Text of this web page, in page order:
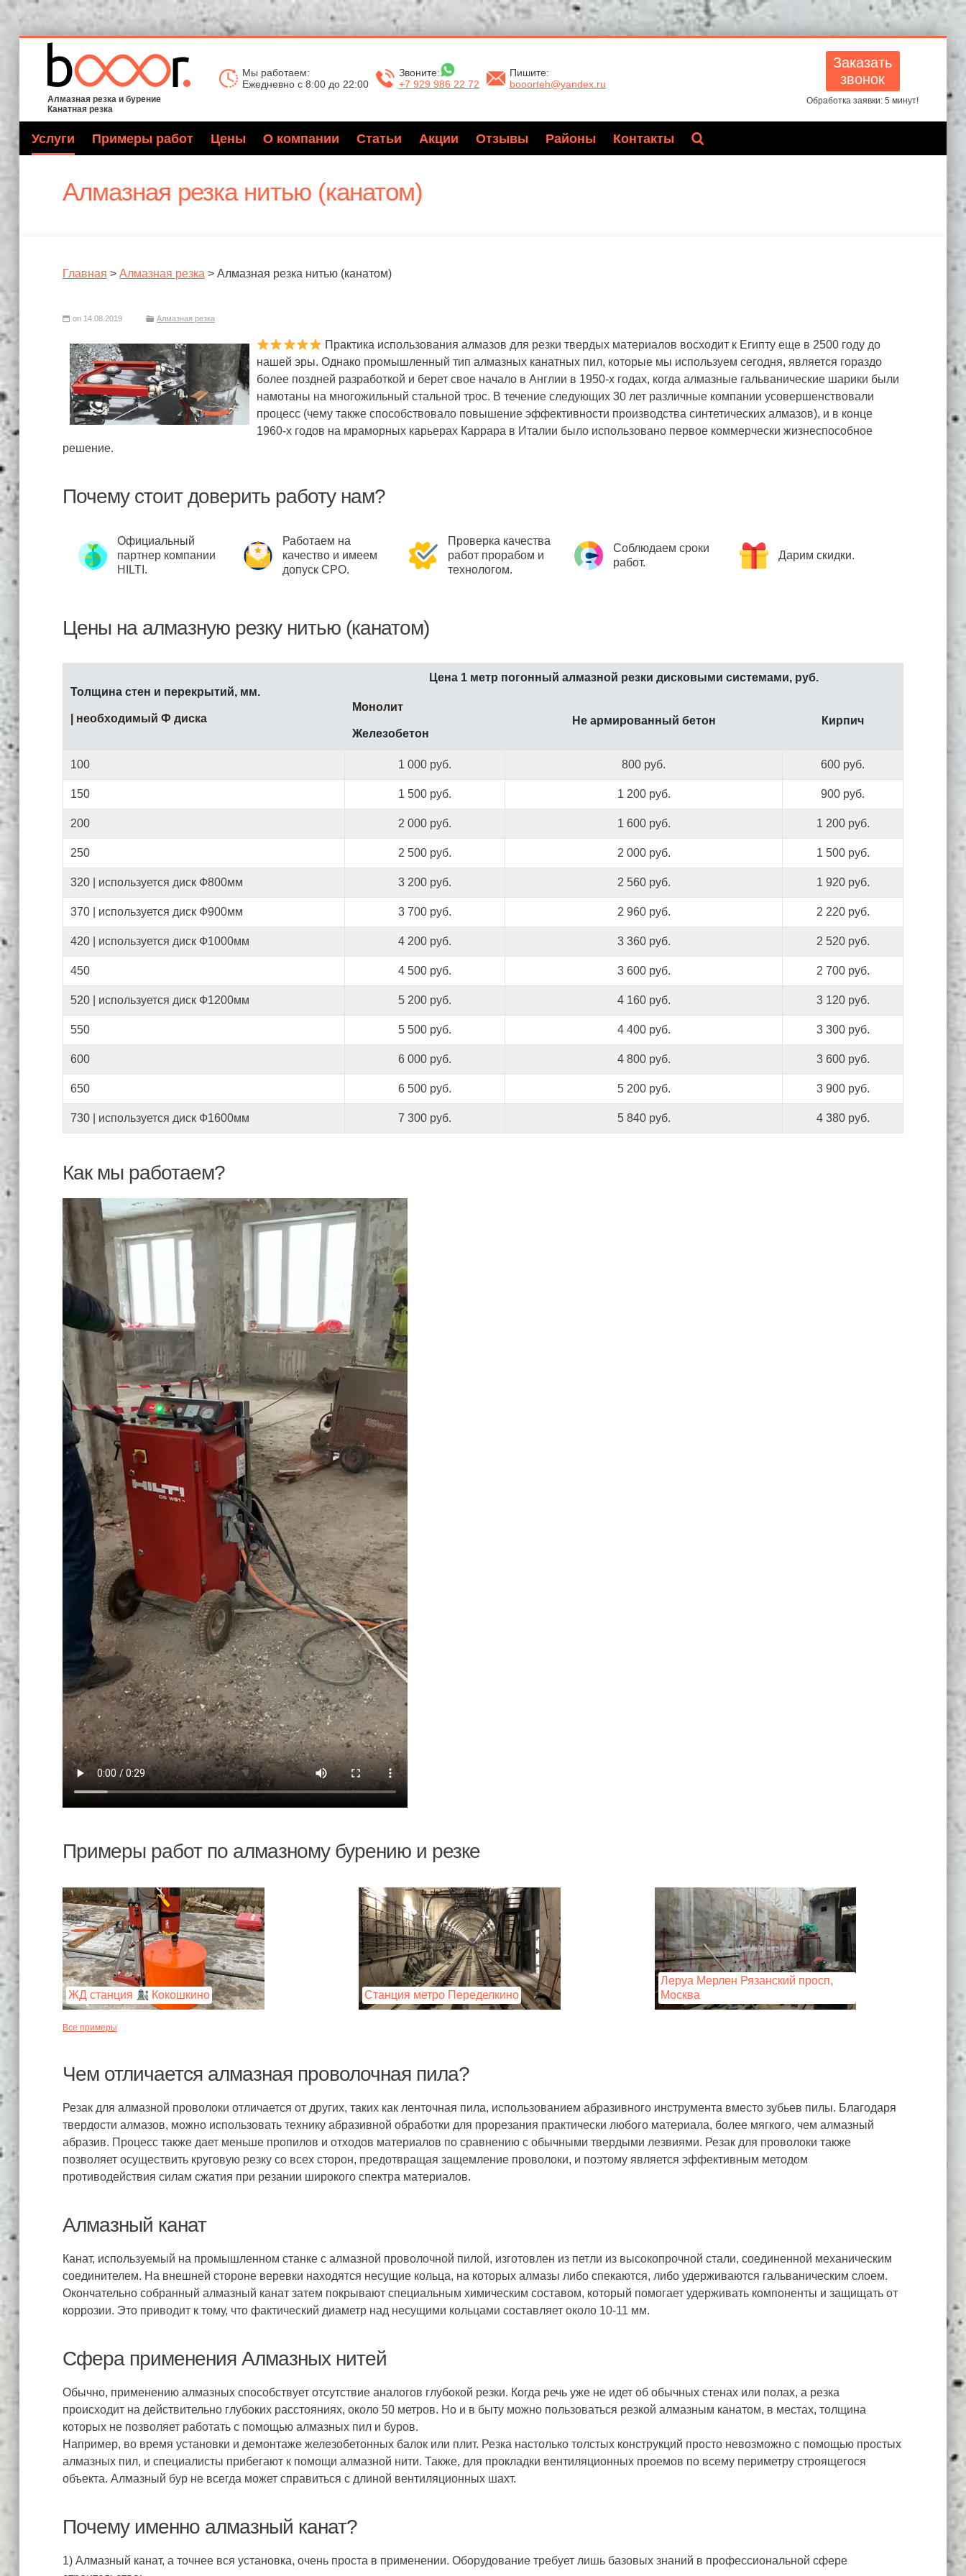
Алмазная резка и бурение
Канатная резка
Мы работаем:
Ежедневно с 8:00 до 22:00
Звоните:
+7 929 986 22 72
Пишите:
booorteh@yandex.ru
Заказать
звонок
Обработка заявки: 5 минут!
Услуги Примеры работ Цены О компании Статьи Акции Отзывы Районы Контакты
Алмазная резка нитью (канатом)
Главная > Алмазная резка > Алмазная резка нитью (канатом)
on 14.08.2019 Алмазная резка
Практика использования алмазов для резки твердых материалов восходит к Египту еще в 2500 году до
нашей эры. Однако промышленный тип алмазных канатных пил, которые мы используем сегодня, является гораздо
более поздней разработкой и берет свое начало в Англии в 1950-х годах, когда алмазные гальванические шарики были
намотаны на многожильный стальной трос. В течение следующих 30 лет различные компании усовершенствовали
процесс (чему также способствовало повышение эффективности производства синтетических алмазов), и в конце
1960-х годов на мраморных карьерах Каррара в Италии было использовано первое коммерчески жизнеспособное
решение.
Почему стоит доверить работу нам?
Официальный
партнер компании
HILTI.
Работаем на
качество и имеем
допуск СРО.
Проверка качества
работ прорабом и
технологом.
Соблюдаем сроки
работ.
Дарим скидки.
Цены на алмазную резку нитью (канатом)
Толщина стен и перекрытий, мм.
| необходимый Ф диска
Цена 1 метр погонный алмазной резки дисковыми системами, руб.
Монолит
Железобетон
Не армированный бетон Кирпич
100 1 000 руб. 800 руб. 600 руб.
150 1 500 руб. 1 200 руб. 900 руб.
200 2 000 руб. 1 600 руб. 1 200 руб.
250 2 500 руб. 2 000 руб. 1 500 руб.
320 | используется диск Ф800мм 3 200 руб. 2 560 руб. 1 920 руб.
370 | используется диск Ф900мм 3 700 руб. 2 960 руб. 2 220 руб.
420 | используется диск Ф1000мм 4 200 руб. 3 360 руб. 2 520 руб.
450 4 500 руб. 3 600 руб. 2 700 руб.
520 | используется диск Ф1200мм 5 200 руб. 4 160 руб. 3 120 руб.
550 5 500 руб. 4 400 руб. 3 300 руб.
600 6 000 руб. 4 800 руб. 3 600 руб.
650 6 500 руб. 5 200 руб. 3 900 руб.
730 | используется диск Ф1600мм 7 300 руб. 5 840 руб. 4 380 руб.
Как мы работаем?
1. Вы оставляете
заявку на сайте
или звоните нам.
2. Мы
рассчитываем
Вам заказ и
уточняем все
детали, если
необходимо
высылаем вам
замерщика.
3. Выполняем
работу согласно
графику и смете.
4. Вы принимаете
качественно
выполненную
работу.
Примеры работ по алмазному бурению и резке
ЖД станция Кокошкино Станция метро Переделкино
Леруа Мерлен Рязанский просп,
Москва
Все примеры
Чем отличается алмазная проволочная пила?
Резак для алмазной проволоки отличается от других, таких как ленточная пила, использованием абразивного инструмента вместо зубьев пилы. Благодаря
твердости алмазов, можно использовать технику абразивной обработки для прорезания практически любого материала, более мягкого, чем алмазный
абразив. Процесс также дает меньше пропилов и отходов материалов по сравнению с обычными твердыми лезвиями. Резак для проволоки также
позволяет осуществить круговую резку со всех сторон, предотвращая защемление проволоки, и поэтому является эффективным методом
противодействия силам сжатия при резании широкого спектра материалов.
Алмазный канат
Канат, используемый на промышленном станке с алмазной проволочной пилой, изготовлен из петли из высокопрочной стали, соединенной механическим
соединителем. На внешней стороне веревки находятся несущие кольца, на которых алмазы либо спекаются, либо удерживаются гальваническим слоем.
Окончательно собранный алмазный канат затем покрывают специальным химическим составом, который помогает удерживать компоненты и защищать от
коррозии. Это приводит к тому, что фактический диаметр над несущими кольцами составляет около 10-11 мм.
Сфера применения Алмазных нитей
Обычно, применению алмазных способствует отсутствие аналогов глубокой резки. Когда речь уже не идет об обычных стенах или полах, а резка
происходит на действительно глубоких расстояниях, около 50 метров. Но и в быту можно пользоваться резкой алмазным канатом, в местах, толщина
которых не позволяет работать с помощью алмазных пил и буров.
Например, во время установки и демонтаже железобетонных балок или плит. Резка настолько толстых конструкций просто невозможно с помощью простых
алмазных пил, и специалисты прибегают к помощи алмазной нити. Также, для прокладки вентиляционных проемов по всему периметру строящегося
объекта. Алмазный бур не всегда может справиться с длиной вентиляционных шахт.
Почему именно алмазный канат?
1) Алмазный канат, а точнее вся установка, очень проста в применении. Оборудование требует лишь базовых знаний в профессиональной сфере
согласие